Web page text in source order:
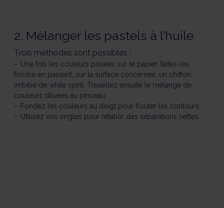
2. Mélanger les pastels à l’huile
Trois méthodes sont possibles :
Une fois les couleurs posées sur le papier, faites-les
fondre en passant, sur la surface concernée, un chiffon
imbibé de white spirit. Travaillez ensuite le mélange de
couleurs diluées au pinceau.
Fondez les couleurs au doigt pour flouter les contours.
Utilisez vos ongles pour rétablir des séparations nettes.